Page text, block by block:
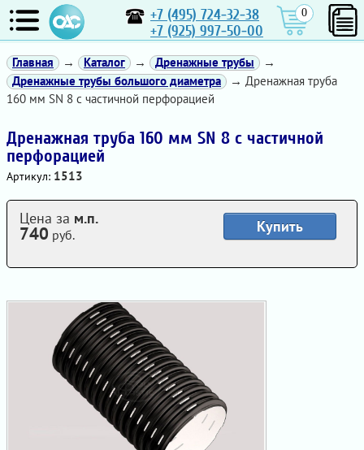
+7 (495) 724-32-38
+7 (925) 997-50-00
0
Главная → Каталог → Дренажные трубы
→
Дренажные трубы большого диаметра
→ Дренажная труба
160 мм SN 8 с частичной перфорацией
Дренажная труба 160 мм SN 8 с частичной
перфорацией
Артикул: 1513
Купить
Цена за м.п.
740 руб.